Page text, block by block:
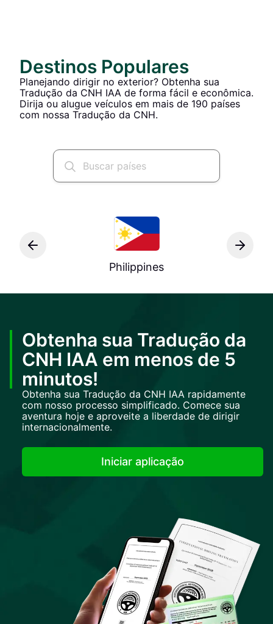
Destinos Populares
Planejando dirigir no exterior? Obtenha sua
Tradução da CNH IAA de forma fácil e econômica.
Dirija ou alugue veículos em mais de 190 países
com nossa Tradução da CNH.
Philippines
Obtenha sua Tradução da
CNH IAA em menos de 5
minutos!
Obtenha sua Tradução da CNH IAA rapidamente
com nosso processo simplificado. Comece sua
aventura hoje e aproveite a liberdade de dirigir
internacionalmente.
Iniciar aplicação